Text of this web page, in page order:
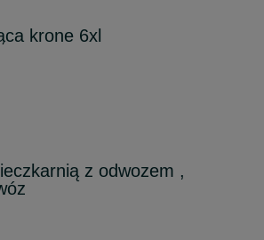
krone 6xl
z odwozem ,